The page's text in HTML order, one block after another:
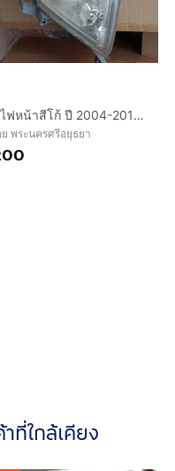
โคมไฟหน้าสีโก้ ปี 2004-2010 มือสองข้างซ้าย สภาพใช้งานได้ปกติ แบ่งปันกันใช้
พระนครศรีอยุธยา
ที่ใกล้เคียง